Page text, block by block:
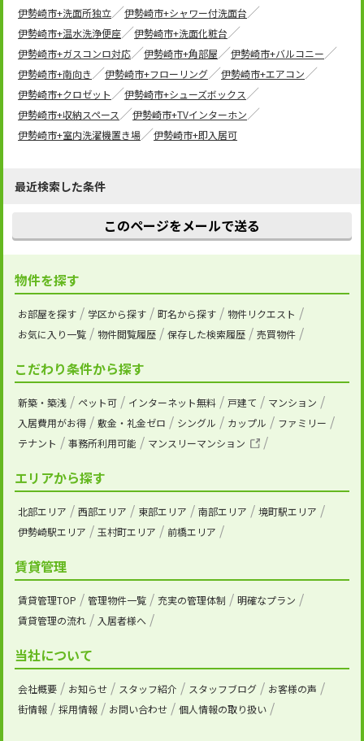
伊勢崎市+洗面所独立
伊勢崎市+シャワー付洗面台
伊勢崎市+温水洗浄便座
伊勢崎市+洗面化粧台
伊勢崎市+ガスコンロ対応
伊勢崎市+角部屋
伊勢崎市+バルコニー
伊勢崎市+南向き
伊勢崎市+フローリング
伊勢崎市+エアコン
伊勢崎市+クロゼット
伊勢崎市+シューズボックス
伊勢崎市+収納スペース
伊勢崎市+TVインターホン
伊勢崎市+室内洗濯機置き場
伊勢崎市+即入居可
最近検索した条件
このページをメールで送る
物件を探す
お部屋を探す 学区から探す 町名から探す
物件リクエスト
お気に入り一覧
物件閲覧履歴 保存した検索履歴 売買物件
こだわり条件から探す
新築・築浅 ペット可 インターネット無料 戸建て
マンション
入居費用がお得
敷金・礼金ゼロ シングル カップル
ファミリー
テナント
事務所利用可能 マンスリーマンション
エリアから探す
北部エリア 西部エリア 東部エリア 南部エリア
境町駅エリア
伊勢崎駅エリア
玉村町エリア 前橋エリア
賃貸管理
賃貸管理TOP 管理物件一覧 充実の管理体制
明確なプラン
賃貸管理の流れ
入居者様へ
当社について
会社概要 お知らせ スタッフ紹介 スタッフブログ
お客様の声
街情報
採用情報 お問い合わせ 個人情報の取り扱い